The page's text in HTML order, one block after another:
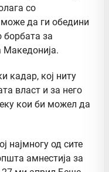
со
може да ги обедини
борбата за
кадар, кој ниту
власт и за него
кои би можел да
од сите
амнестија за